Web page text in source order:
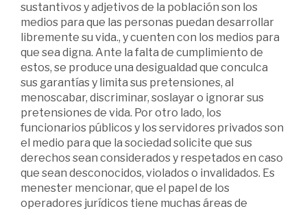
sustantivos y adjetivos de la población son los
medios para que las personas puedan desarrollar
libremente su vida., y cuenten con los medios para
que sea digna. Ante la falta de cumplimiento de
estos, se produce una desigualdad que conculca
sus garantías y limita sus pretensiones, al
menoscabar, discriminar, soslayar o ignorar sus
pretensiones de vida. Por otro lado, los
funcionarios públicos y los servidores privados son
el medio para que la sociedad solicite que sus
derechos sean considerados y respetados en caso
que sean desconocidos, violados o invalidados. Es
menester mencionar, que el papel de los
operadores jurídicos tiene muchas áreas de